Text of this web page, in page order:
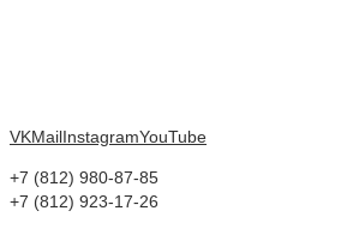
VKMailInstagramYouTube
+7 (812) 980-87-85
+7 (812) 923-17-26